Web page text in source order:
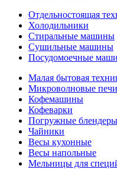
Отдельностоящая
Холодильники
Стиральные машины
Сушильные машины
Посудомоечные
Малая бытовая
Микроволновые печи
Кофемашины
Кофеварки
Погружные блендеры
Чайники
Весы кухонные
Весы напольные
Мельницы для